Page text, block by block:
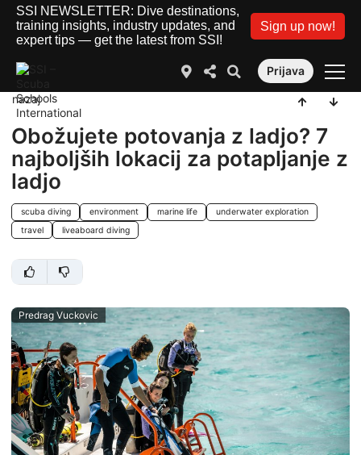
SSI NEWSLETTER: Dive destinations,
training insights, industry updates, and
expert tips — get the latest from SSI!
Sign up now!
Prijava
nazaj
Obožujete potovanja z ladjo? 7
najboljših lokacij za potapljanje z
ladjo
scuba diving environment marine life
underwater exploration
travel
liveaboard diving
Predrag Vuckovic